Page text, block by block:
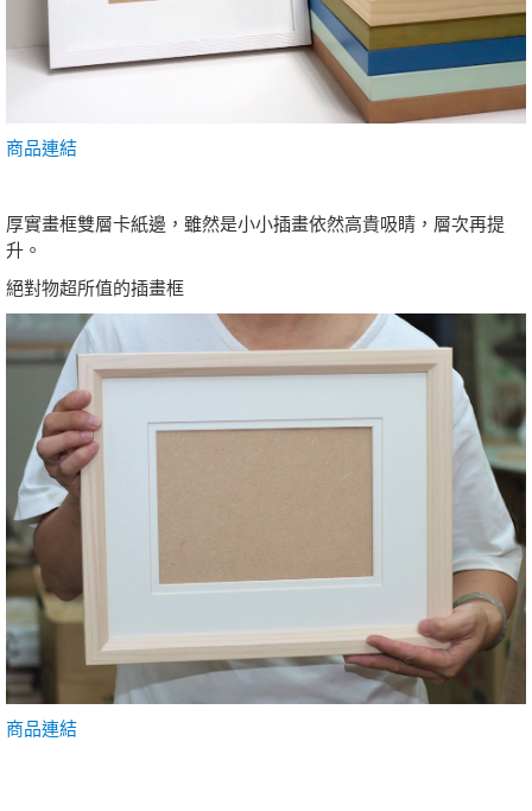
商品連結
厚實畫框雙層卡紙邊，雖然是小小插畫依然高貴吸睛，層次再提
升。
絕對物超所值的插畫框
商品連結